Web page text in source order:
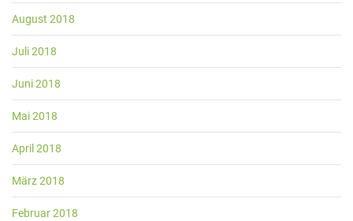
August 2018
Juli 2018
Juni 2018
Mai 2018
April 2018
März 2018
Februar 2018